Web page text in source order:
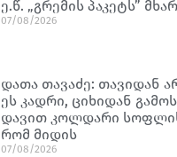
ე.წ. „გრემის პაკეტს”
07/08/2026
დათა თავაძე: თავიდან
ეს კადრი, ციხიდან
დავით კოლდარი
რომ მიდის
07/08/2026